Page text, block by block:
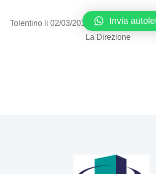
Tolentino li 02/03/2015
La Direzione
Invia